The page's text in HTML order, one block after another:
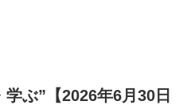
ぶ”【2026年6月30日